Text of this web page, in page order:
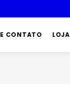
CONTATO